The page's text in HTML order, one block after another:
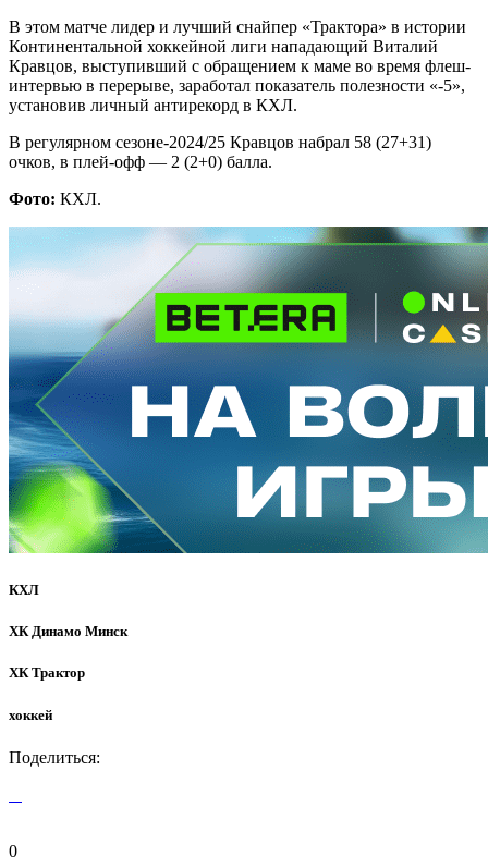
В этом матче лидер и лучший снайпер «Трактора» в истории
Континентальной хоккейной лиги нападающий Виталий
Кравцов, выступивший с обращением к маме во время флеш-
интервью в перерыве, заработал показатель полезности «-5»,
установив личный антирекорд в КХЛ.
В регулярном сезоне-2024/25 Кравцов набрал 58 (27+31)
очков, в плей-офф — 2 (2+0) балла.
Фото: КХЛ.
КХЛ
ХК Динамо Минск
ХК Трактор
хоккей
Поделиться:
0